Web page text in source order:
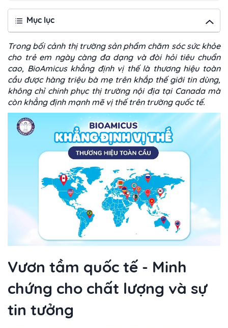
Mục lục
Trong bối cảnh thị trường sản phẩm chăm sóc sức khỏe
cho trẻ em ngày càng đa dạng và đòi hỏi tiêu chuẩn
cao, BioAmicus khẳng định vị thế là thương hiệu toàn
cầu được hàng triệu bà mẹ trên khắp thế giới tin dùng,
không chỉ chinh phục thị trường nội địa tại Canada mà
còn khẳng định mạnh mẽ vị thế trên trường quốc tế.
Vươn tầm quốc tế - Minh
chứng cho chất lượng và sự
tin tưởng